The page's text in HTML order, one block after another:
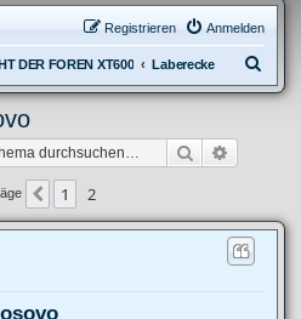
Anmelden
Registrieren
DER FOREN XT600 Laberecke
u
Suche
Vorherige
1 2